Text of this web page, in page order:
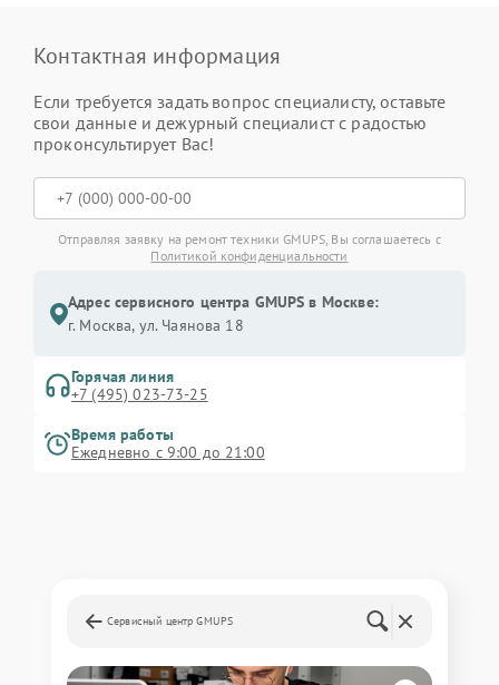
Контактная информация
Если требуется задать вопрос специалисту, оставьте
свои данные и дежурный специалист с радостью
проконсультирует Вас!
Отправляя заявку на ремонт техники GMUPS, Вы соглашаетесь с
Политикой конфиденциальности
Адрес сервисного центра GMUPS в Москве:
г. Москва, ул. Чаянова 18
Горячая линия
+7 (495) 023-73-25
Время работы
Ежедневно с 9:00 до 21:00
Сервисный центр GMUPS